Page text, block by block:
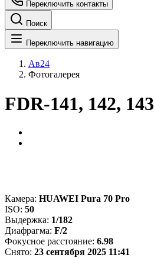
Переключить контакты
Поиск
Переключить навигацию
Ав24
Фотогалерея
FDR-141, 142, 143
Камера: HUAWEI Pura 70 Pro
ISO: 50
Выдержка: 1/182
Диафрагма: F/2
Фокусное расстояние: 6.98
Снято: 23 сентября 2025 11:41